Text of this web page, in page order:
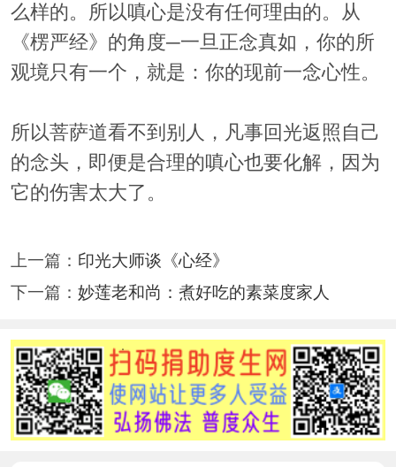
么样的。所以嗔心是没有任何理由的。从
《楞严经》的角度─一旦正念真如，你的所
观境只有一个，就是：你的现前一念心性。
所以菩萨道看不到别人，凡事回光返照自己
的念头，即便是合理的嗔心也要化解，因为
它的伤害太大了。
上一篇： 印光大师谈《心经》
下一篇： 妙莲老和尚：煮好吃的素菜度家人